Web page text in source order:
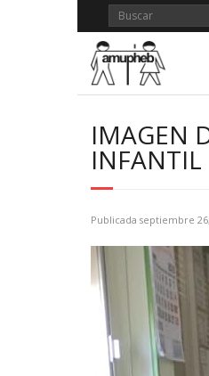
contenido
IMAGEN
INFANTIL
Publicada septiembre